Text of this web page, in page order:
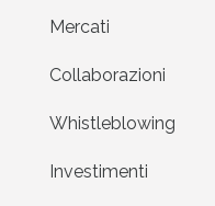
Mercati
Collaborazioni
Whistleblowing
Investimenti